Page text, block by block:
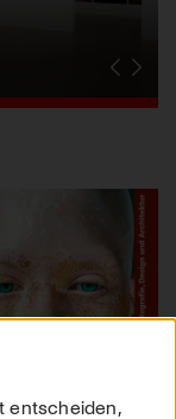
entscheiden,